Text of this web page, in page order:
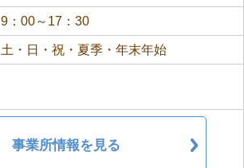
9：00～17：30
土・日・祝・夏季・年末年始
事業所情報を見る